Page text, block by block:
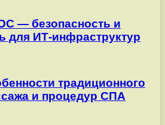
— безопасность и
для ИТ-инфраструктур
традиционного
и процедур СПА